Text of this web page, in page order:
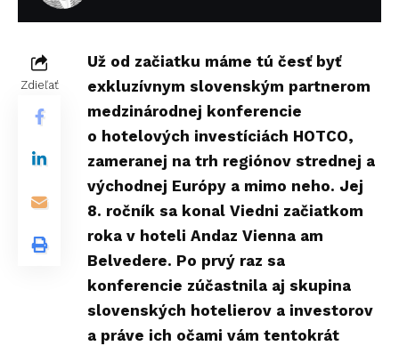
Zdieľať
Už od začiatku máme tú česť byť
exkluzívnym slovenským partnerom
medzinárodnej konferencie
o hotelových investíciách HOTCO,
zameranej na trh regiónov strednej a
východnej Európy a mimo neho. Jej
8. ročník sa konal Viedni začiatkom
roka v hoteli Andaz Vienna am
Belvedere. Po prvý raz sa
konferencie zúčastnila aj skupina
slovenských hotelierov a investorov
a práve ich očami vám tentokrát